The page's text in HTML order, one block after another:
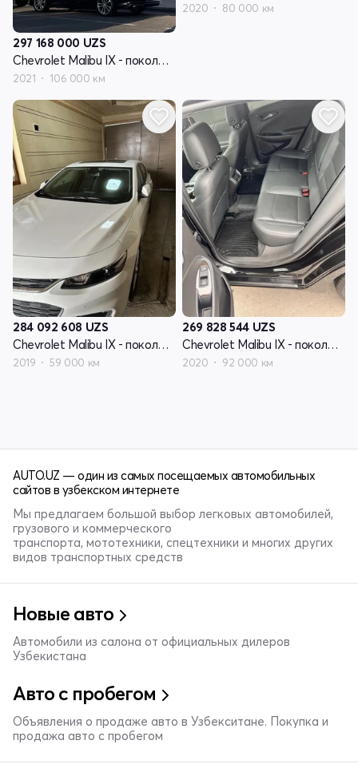
297 168 000 UZS
Chevrolet Malibu IX - поколение рестайлинг
2021 106 000 км
2020 80 000 км
284 092 608 UZS
Chevrolet Malibu IX - поколение рестайлинг
2019 59 000 км
269 828 544 UZS
Chevrolet Malibu IX - поколение рестайлинг
2020 92 000 км
AUTO.UZ — один из самых посещаемых автомобильных
сайтов в узбекском интернете
Мы предлагаем большой выбор легковых автомобилей,
грузового и коммерческого
транспорта, мототехники, спецтехники и многих других
видов транспортных средств
Новые авто
Автомобили из салона от официальных дилеров
Узбекистана
Авто с пробегом
Объявления о продаже авто в Узбекситане. Покупка и
продажа авто с пробегом